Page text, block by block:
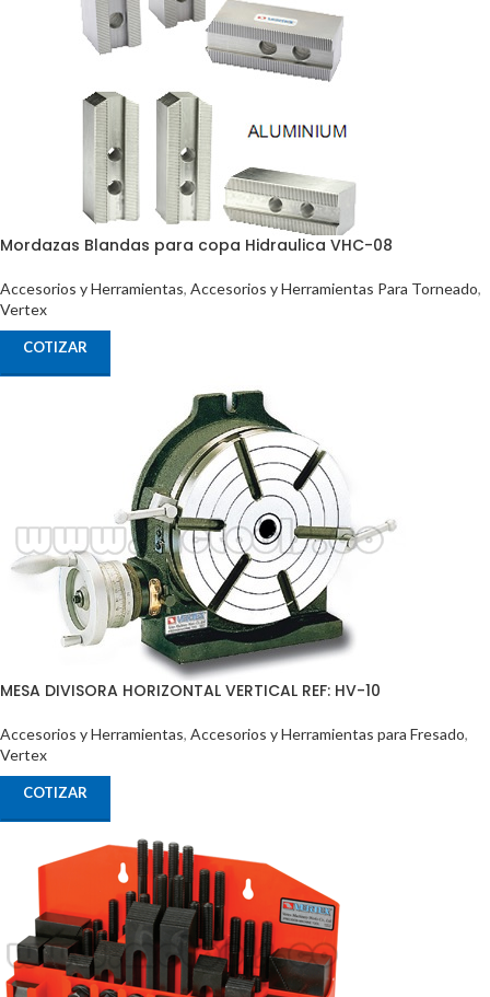
Mordazas Blandas para copa Hidraulica VHC-08
Accesorios y Herramientas, Accesorios y Herramientas Para Torneado,
Vertex
COTIZAR
MESA DIVISORA HORIZONTAL VERTICAL REF: HV-10
Accesorios y Herramientas, Accesorios y Herramientas para Fresado,
Vertex
COTIZAR